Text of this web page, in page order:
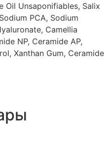
Oil Unsaponifiables, Salix
PCA, Sodium
Camellia
NP, Ceramide AP,
Xanthan Gum, Ceramide